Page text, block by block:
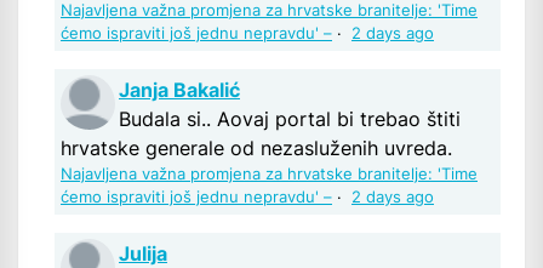
Najavljena važna promjena za hrvatske branitelje: 'Time
ćemo ispraviti još jednu nepravdu' – · 2 days ago
Janja Bakalić
Budala si.. Aovaj portal bi trebao štiti
hrvatske generale od nezasluženih uvreda.
Najavljena važna promjena za hrvatske branitelje: 'Time
ćemo ispraviti još jednu nepravdu' – · 2 days ago
Julija